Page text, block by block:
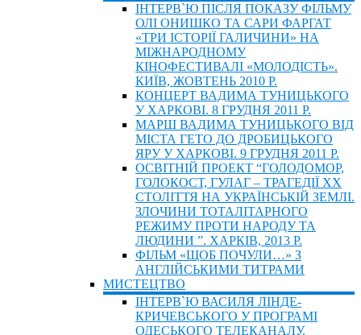
ІНТЕРВ`Ю ПІСЛЯ ПОКАЗУ ФІЛЬМУ
ОЛІ ОНИШКО ТА САРИ ФАРГАТ
«ТРИ ІСТОРІЇ ГАЛИЧИНИ» НА
МІЖНАРОДНОМУ
КІНОФЕСТИВАЛІ «МОЛОДІСТЬ».
КИЇВ, ЖОВТЕНЬ 2010 Р.
КОНЦЕРТ ВАДИМА ТУНИЦЬКОГО
У ХАРКОВІ. 8 ГРУДНЯ 2011 Р.
МАРШ ВАДИМА ТУНИЦЬКОГО ВІД
МІСТА ГЕТО ДО ДРОБИЦЬКОГО
ЯРУ У ХАРКОВІ. 9 ГРУДНЯ 2011 Р.
ОСВІТНІЙ ПРОЕКТ “ГОЛОДОМОР,
ГОЛОКОСТ, ГУЛАГ – ТРАГЕДІЇ ХХ
СТОЛІТТЯ НА УКРАЇНСЬКІЙ ЗЕМЛІ.
ЗЛОЧИНИ ТОТАЛІТАРНОГО
РЕЖИМУ ПРОТИ НАРОДУ ТА
ЛЮДИНИ ”. ХАРКІВ, 2013 Р.
ФІЛЬМ «ЩОБ ПОЧУЛИ…» З
АНГЛІЙСЬКИМИ ТИТРАМИ
МИСТЕЦТВО
ІНТЕРВ`Ю ВАСИЛЯ ЛІНДЕ-
КРИЧЕВСЬКОГО У ПРОГРАМІ
ОДЕСЬКОГО ТЕЛЕКАНАЛУ.